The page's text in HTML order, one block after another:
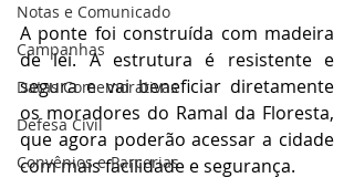
Notas e Comunicado
Campanhas
Datas Comemorativas
Defesa Civil
Convênios e Parcerias
A ponte foi construída com madeira
de lei. A estrutura é resistente e
segura e vai beneficiar diretamente
os moradores do Ramal da Floresta,
que agora poderão acessar a cidade
com mais facilidade e segurança.